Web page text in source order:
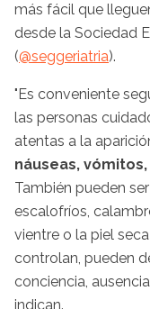
más fácil que
desde la Sociedad
(@seggeriatria).
"Es conveniente
las personas
atentas a la
náuseas,
También pueden
escalofríos,
vientre o la piel
controlan, pueden
conciencia,
indican.